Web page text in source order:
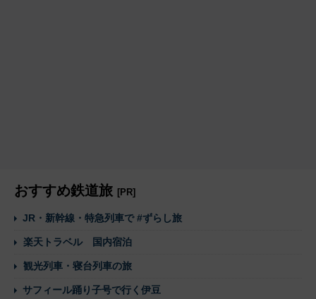
おすすめ鉄道旅 [PR]
JR・新幹線・特急列車で #ずらし旅
楽天トラベル 国内宿泊
観光列車・寝台列車の旅
サフィール踊り子号で行く伊豆